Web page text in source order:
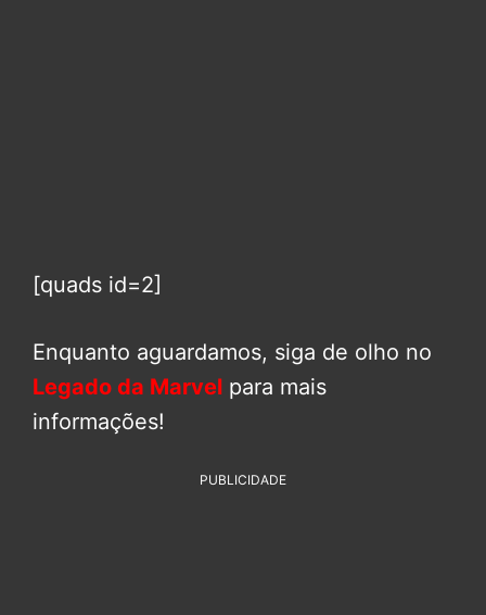
[quads id=2]
Enquanto aguardamos, siga de olho no
Legado da Marvel para mais
informações!
PUBLICIDADE